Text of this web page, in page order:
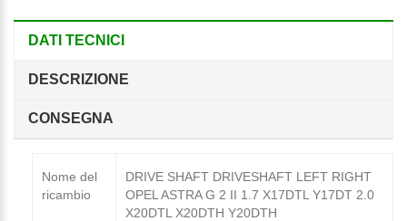
DATI TECNICI
DESCRIZIONE
CONSEGNA
Nome del
ricambio
DRIVE SHAFT DRIVESHAFT LEFT RIGHT
OPEL ASTRA G 2 II 1.7 X17DTL Y17DT 2.0
X20DTL X20DTH Y20DTH